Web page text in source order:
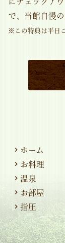
で、当館自慢
※この特典は平日
ホーム
お料理
温泉
お部屋
指圧